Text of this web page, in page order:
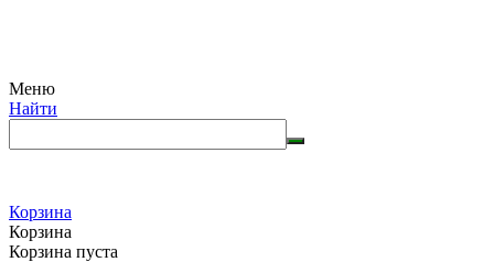
Меню
Найти
Корзина
Корзина
Корзина пуста